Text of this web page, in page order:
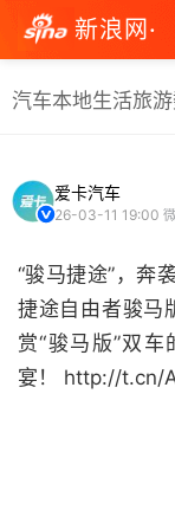
新浪网·
汽车本地生活旅游
爱卡汽车
26-03-11 19:00
“骏马捷途”，奔
捷途自由者骏马
赏“骏马版”双
宴！ http://t.cn/